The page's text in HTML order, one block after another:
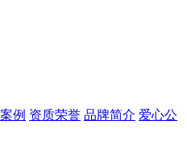
例 资质荣誉 品牌简介 爱心公